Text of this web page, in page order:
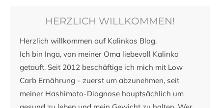
HERZLICH WILLKOMMEN!
Herzlich willkommen auf Kalinkas Blog.
Ich bin Inga, von meiner Oma liebevoll Kalinka
getauft. Seit 2012 beschäftige ich mich mit Low
Carb Ernährung - zuerst um abzunehmen, seit
meiner Hashimoto-Diagnose hauptsächlich um